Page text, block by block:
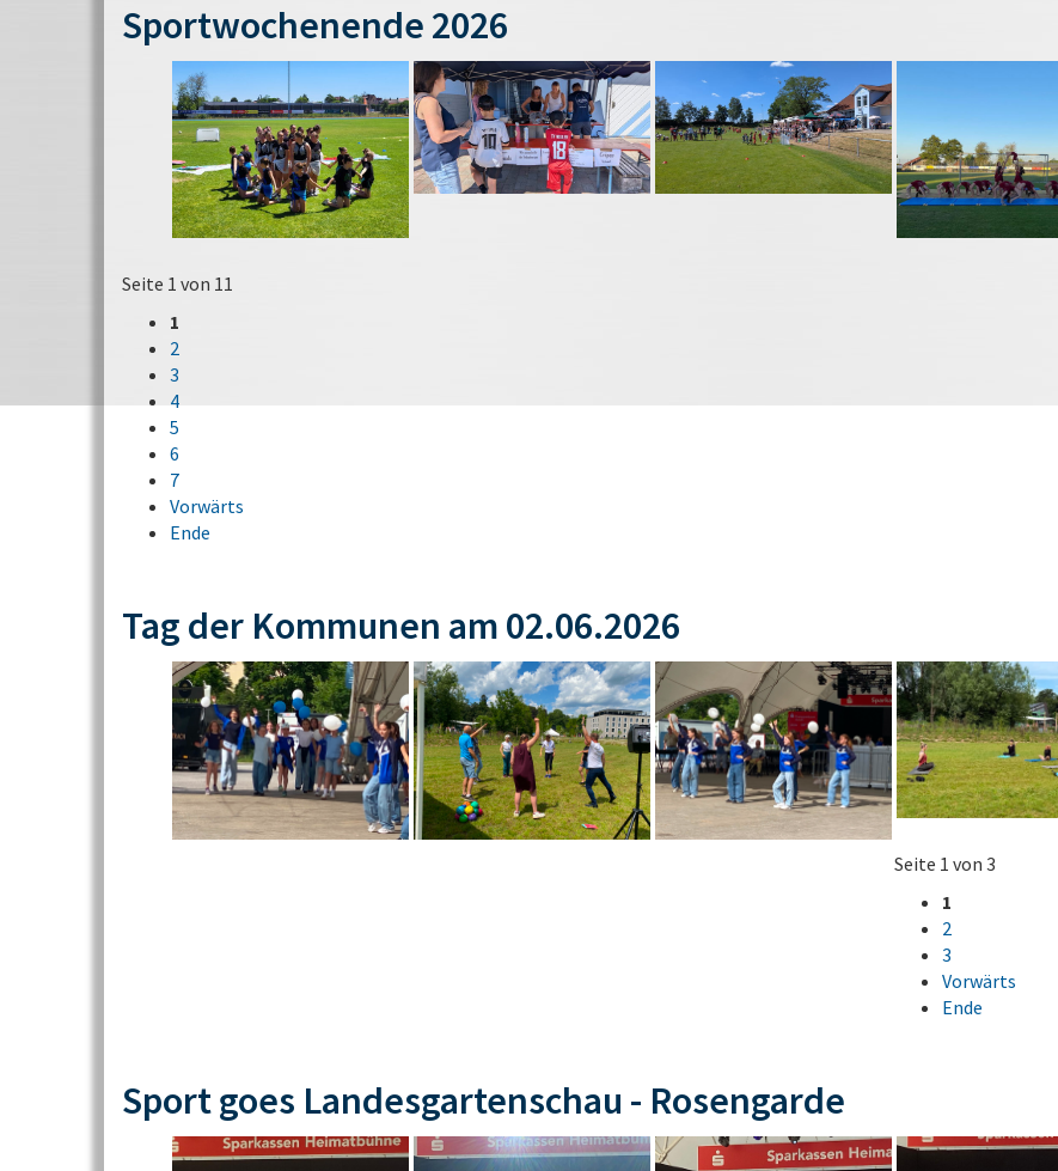
Sportwochenende 2026
Seite 1 von 11
1
2
3
4
5
6
7
Vorwärts
Ende
Tag der Kommunen am 02.06.2026
Seite 1 von 3
1
2
3
Vorwärts
Ende
Sport goes Landesgartenschau - Rosengarde